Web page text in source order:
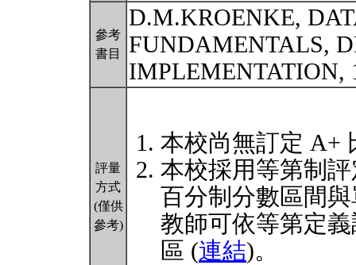
參考
書目
D.M.KROENKE,
FUNDAMENTALS,
評量
方式
(僅供
參考)
本校尚無訂定 A+
本校採用等第制
百分制分數區間
教師可依等第定
區 (連結)。